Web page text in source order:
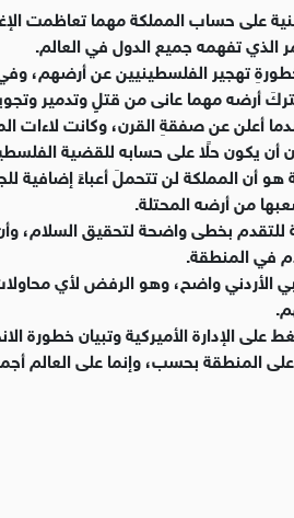
على حساب المملكة مهما تعاظمت
تفهمه جميع الدول في العالم.
تهجير الفلسطينيين عن أرضهم،
أرضه مهما عانى من قتلٍ وتدمير
أعلن عن صفقةِ القرن، وكانت لاءات
أن يكون حلًا على حسابه للقضية
أن المملكة لن تتحملَ أعباءً إضافية
من أرضه المحتلة.
بخطى واضحة لتحقيق السلام،
في المنطقة.
الأردني واضح، وهو الرفض لأي
الإدارة الأميركية وتبيان خطورة
المنطقة بحسب، وإنما على العالم